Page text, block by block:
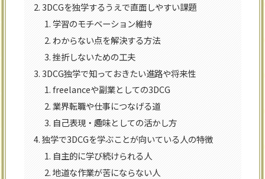
3DCGを独学するうえで直面しやすい課題
学習のモチベーション維持
わからない点を解決する方法
挫折しないための工夫
3DCG独学で知っておきたい進路や将来性
freelanceや副業としての3DCG
業界転職や仕事につなげる道
自己表現・趣味としての活かし方
独学で3DCGを学ぶことが向いている人の特徴
自主的に学び続けられる人
地道な作業が苦にならない人